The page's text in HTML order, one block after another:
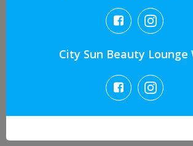
City Sun Beauty Lounge